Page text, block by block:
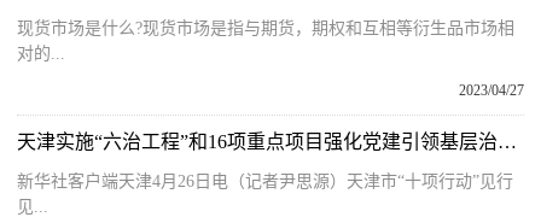
现货市场是什么?现货市场是指与期货，期权和互相等衍生品市场相
对的...
2023/04/27
天津实施“六治工程”和16项重点项目强化党建引领基层治理-天天视讯
新华社客户端天津4月26日电（记者尹思源）天津市“十项行动”见行
见...